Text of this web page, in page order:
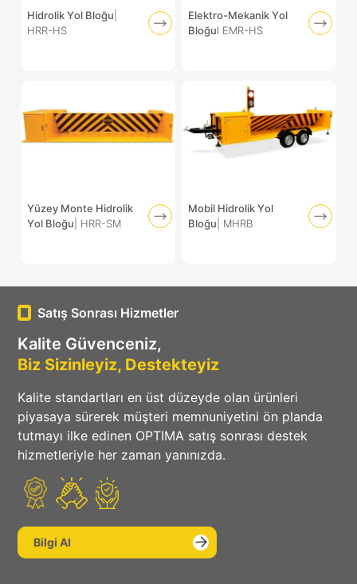
Hidrolik Yol Bloğu
HRR-HS
Elektro-Mekanik Yol
Bloğul EMR-HS
Yüzey Monte Hidrolik
Yol Bloğu | HRR-SM
Mobil Hidrolik Yol
Bloğu | MHRB
Satış Sonrası Hizmetler
Kalite Güvenceniz,
Biz Sizinleyiz, Destekteyiz
Kalite standartları en üst düzeyde olan ürünleri
piyasaya sürerek müşteri memnuniyetini ön planda
tutmayı ilke edinen OPTIMA satış sonrası destek
hizmetleriyle her zaman yanınızda.
Bilgi Al